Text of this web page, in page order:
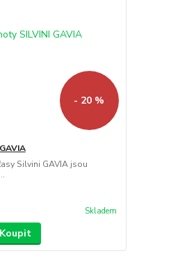
- 20 %
Silvini GAVIA jsou
Skladem
Koupit